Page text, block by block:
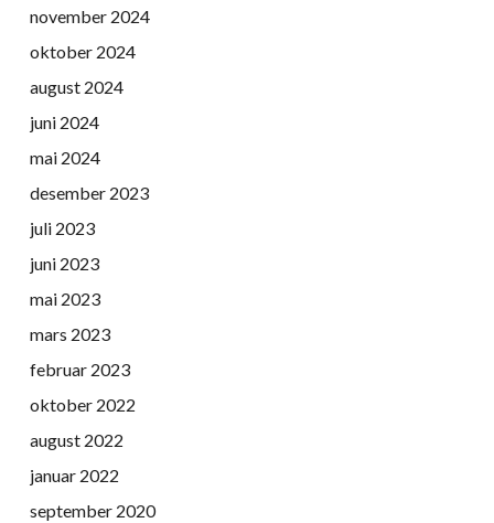
november 2024
oktober 2024
august 2024
juni 2024
mai 2024
desember 2023
juli 2023
juni 2023
mai 2023
mars 2023
februar 2023
oktober 2022
august 2022
januar 2022
september 2020